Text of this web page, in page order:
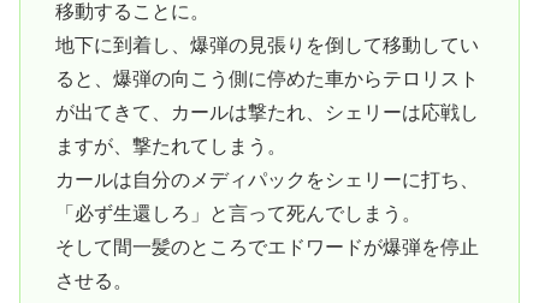
移動することに。
地下に到着し、爆弾の見張りを倒して移動してい
ると、爆弾の向こう側に停めた車からテロリスト
が出てきて、カールは撃たれ、シェリーは応戦し
ますが、撃たれてしまう。
カールは自分のメディパックをシェリーに打ち、
「必ず生還しろ」と言って死んでしまう。
そして間一髪のところでエドワードが爆弾を停止
させる。